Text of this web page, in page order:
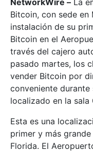
Bitcoin, con sede en
instalación de su
Bitcoin en el
través del cajero
pasado martes, los
vender Bitcoin por
conveniente durante
localizado en la sala
Esta es una
primer y más
Florida. El